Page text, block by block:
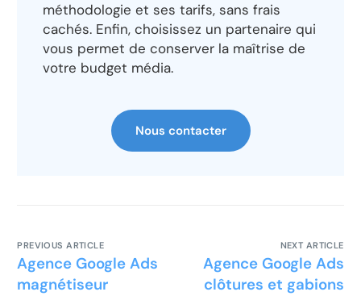
méthodologie et ses tarifs, sans frais
cachés. Enfin, choisissez un partenaire qui
vous permet de conserver la maîtrise de
votre budget média.
Nous contacter
PREVIOUS ARTICLE
Agence Google Ads
magnétiseur
NEXT ARTICLE
Agence Google Ads
clôtures et gabions